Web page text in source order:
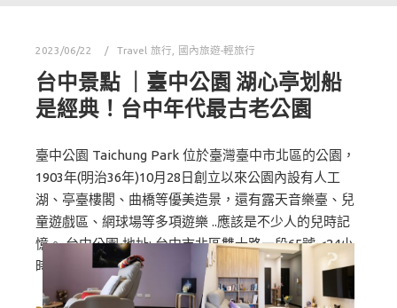
2023/06/22 Travel 旅行 國內旅遊-輕旅行
台中景點 ｜臺中公園 湖心亭划船
是經典！台中年代最古老公園
臺中公園 Taichung Park 位於臺灣臺中市北區的公園，
1903年(明治36年)10月28日創立以來公園內設有人工
湖、亭臺樓閣、曲橋等優美造景，還有露天音樂臺、兒
童遊戲區、網球場等多項遊樂 ..應該是不少人的兒時記
憶。 台中公園 地址: 台中市北區雙十路一段65號 <24小
時…